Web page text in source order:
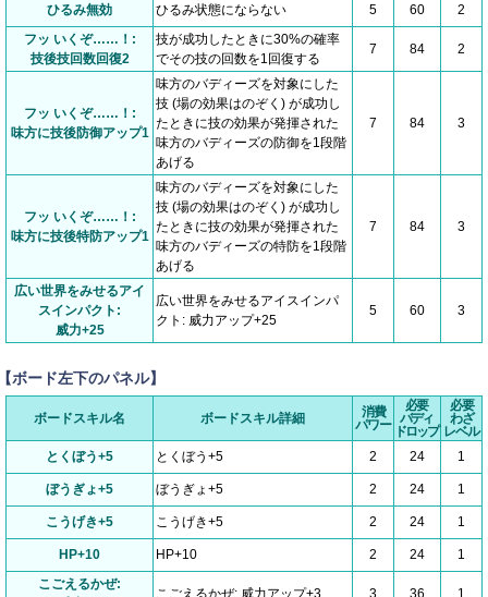
ひるみ無効 ひるみ状態にならない 5 60
2
フッ いくぞ……！:
技後技回数回復2
技が成功したときに30%の確率
でその技の回数を1回復する
7 84 2
フッ いくぞ……！:
味方に技後防御アップ1
味方のバディーズを対象にした
技 (場の効果はのぞく) が成功し
たときに技の効果が発揮された
味方のバディーズの防御を1段階
あげる
7 84 3
フッ いくぞ……！:
味方に技後特防アップ1
味方のバディーズを対象にした
技 (場の効果はのぞく) が成功し
たときに技の効果が発揮された
味方のバディーズの特防を1段階
あげる
7 84 3
広い世界をみせるアイ
スインパクト:
威力+25
広い世界をみせるアイスインパ
クト: 威力アップ+25
5 60 3
ボード左下のパネル】
ボードスキル名 ボードスキル詳細
消費
パワー
必要
バディ
ドロップ
必要
わざ
レベル
とくぼう+5
とくぼう+5 2 24 1
ぼうぎょ+5 ぼうぎょ+5 2 24 1
こうげき+5 こうげき+5 2 24 1
HP+10 HP+10 2 24
1
こごえるかぜ:
こごえるかぜ: 威力アップ+3 3 36 1